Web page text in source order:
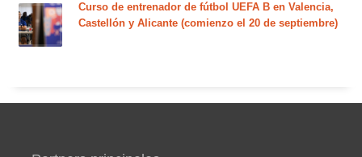
Curso de entrenador de fútbol UEFA B en Valencia,
Castellón y Alicante (comienzo el 20 de septiembre)